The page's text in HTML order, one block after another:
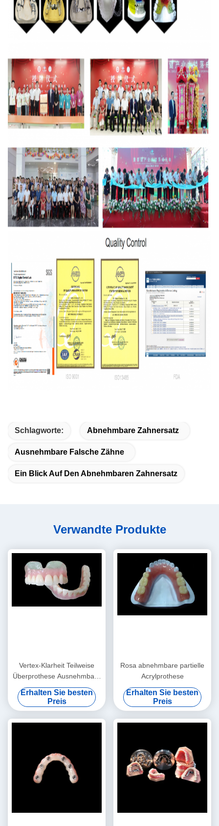
Schlagworte: Abnehmbare Zahnersatz
Ausnehmbare Falsche Zähne
Ein Blick Auf Den Abnehmbaren Zahnersatz
Verwandte Produkte
Vertex-Klarheit Teilweise
Überprothese Ausnehmbare
Teilweise Prothese
Erhalten Sie besten
Preis
Rosa abnehmbare partielle
Acrylprothese
Erhalten Sie besten
Preis